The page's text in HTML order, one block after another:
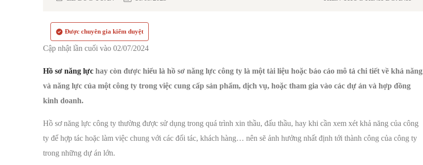
Được chuyên gia kiểm duyệt
Cập nhật lần cuối vào 02/07/2024
Hồ sơ năng lực hay còn được hiểu là hồ sơ năng lực công ty là một tài liệu hoặc báo cáo mô tả chi tiết về khả năng
và năng lực của một công ty trong việc cung cấp sản phẩm, dịch vụ, hoặc tham gia vào các dự án và hợp đồng
kinh doanh.
Hồ sơ năng lực công ty thường được sử dụng trong quá trình xin thầu, đấu thầu, hay khi cần xem xét khả năng của công
ty để hợp tác hoặc làm việc chung với các đối tác, khách hàng… nên sẽ ảnh hưởng nhất định tới thành công của công ty
trong những dự án lớn.